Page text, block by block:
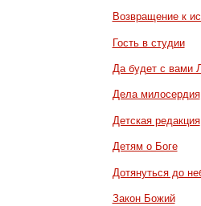
Возвращение к
Гость в студии
Да будет с вами
Дела милосердия
Детская редакция
Детям о Боге
Дотянуться до
Закон Божий